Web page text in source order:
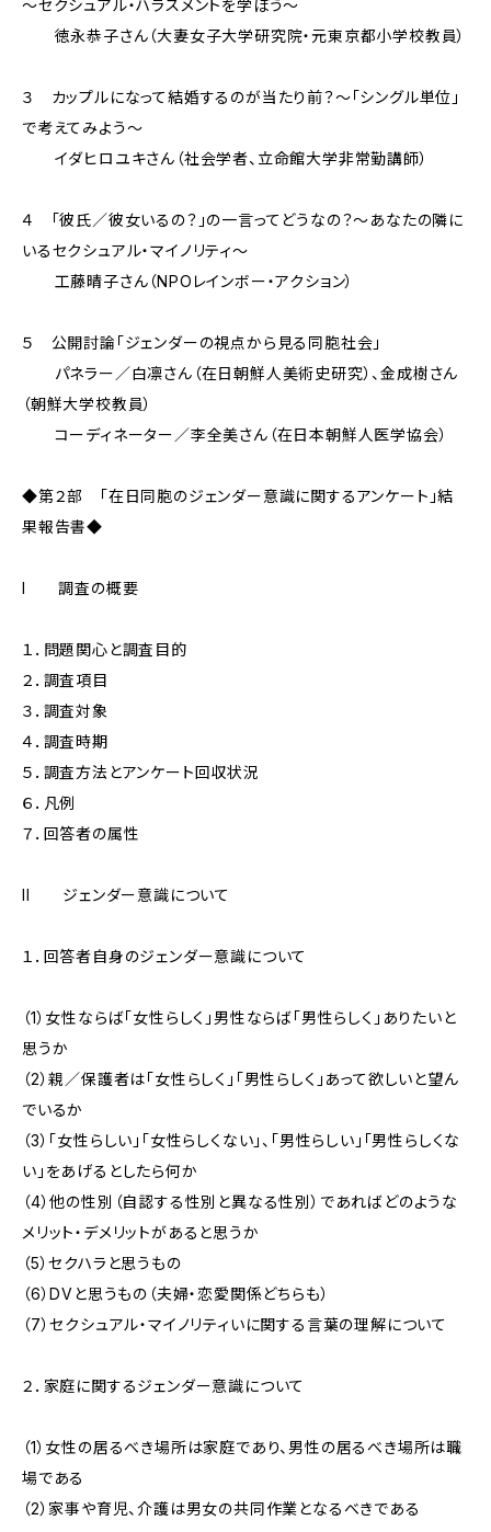
～セクシュアル・ハラスメントを学ぼう～
徳永恭子さん（大妻女子大学研究院・元東京都小学校教員）
３ カップルになって結婚するのが当たり前？～「シングル単位」
で考えてみよう～
イダヒロユキさん（社会学者、立命館大学非常勤講師）
４ 「彼氏／彼女いるの？」の一言ってどうなの？～あなたの隣に
いるセクシュアル・マイノリティ～
工藤晴子さん（NPOレインボー・アクション）
５ 公開討論「ジェンダーの視点から見る同胞社会」
パネラー／白凛さん（在日朝鮮人美術史研究）、金成樹さん
（朝鮮大学校教員）
コーディネーター／李全美さん（在日本朝鮮人医学協会）
◆第２部 「在日同胞のジェンダー意識に関するアンケート」結
果報告書◆
I 調査の概要
１．問題関心と調査目的
２．調査項目
３．調査対象
４．調査時期
５．調査方法とアンケート回収状況
６．凡例
７．回答者の属性
II ジェンダー意識について
１．回答者自身のジェンダー意識について
（1）女性ならば「女性らしく」男性ならば「男性らしく」ありたいと
思うか
（2）親／保護者は「女性らしく」「男性らしく」あって欲しいと望ん
でいるか
（3）「女性らしい」「女性らしくない」、「男性らしい」「男性らしくな
い」をあげるとしたら何か
（4）他の性別（自認する性別と異なる性別）であればどのような
メリット・デメリットがあると思うか
（5）セクハラと思うもの
（6）DVと思うもの（夫婦・恋愛関係どちらも）
（7）セクシュアル・マイノリティいに関する言葉の理解について
２．家庭に関するジェンダー意識について
（1）女性の居るべき場所は家庭であり、男性の居るべき場所は職
場である
（2）家事や育児、介護は男女の共同作業となるべきである